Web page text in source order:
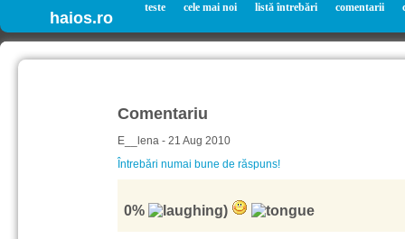
haios.ro
teste cele mai noi listă întrebări comentarii
Comentariu
E__lena - 21 Aug 2010
Întrebări numai bune de răspuns!
0% )